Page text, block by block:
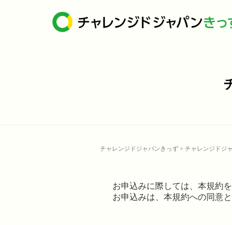
チャレンジドジャパンきっず >チャレンジドジ
お申込みに際しては、本規約
お申込みは、本規約への同意